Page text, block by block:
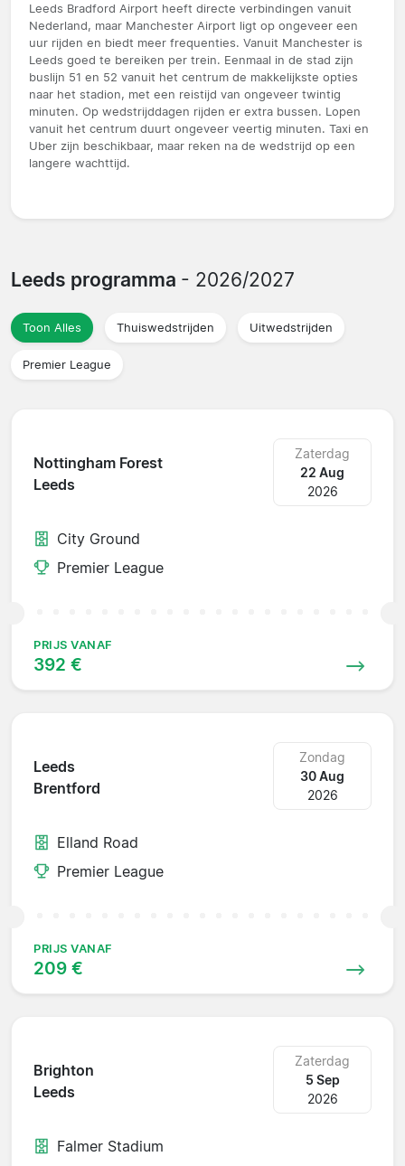
Leeds Bradford Airport heeft directe verbindingen vanuit
Nederland, maar Manchester Airport ligt op ongeveer een
uur rijden en biedt meer frequenties. Vanuit Manchester is
Leeds goed te bereiken per trein. Eenmaal in de stad zijn
buslijn 51 en 52 vanuit het centrum de makkelijkste opties
naar het stadion, met een reistijd van ongeveer twintig
minuten. Op wedstrijddagen rijden er extra bussen. Lopen
vanuit het centrum duurt ongeveer veertig minuten. Taxi en
Uber zijn beschikbaar, maar reken na de wedstrijd op een
langere wachttijd.
Leeds programma - 2026/2027
Toon Alles Thuiswedstrijden Uitwedstrijden
Premier League
Nottingham Forest
Leeds
Zaterdag
22 Aug
2026
City Ground
Premier League
PRIJS VANAF
392 €
Leeds
Brentford
Zondag
30 Aug
2026
Elland Road
Premier League
PRIJS VANAF
209 €
Brighton
Leeds
Zaterdag
5 Sep
2026
Falmer Stadium